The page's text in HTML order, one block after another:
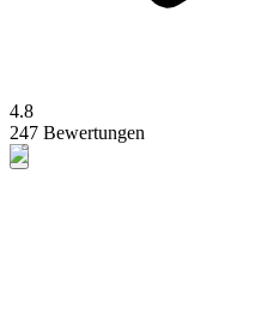
4.8
247 Bewertungen